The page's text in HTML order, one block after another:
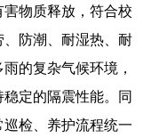
物质释放，符合校
防潮、耐湿热、耐
的复杂气候环境，
定的隔震性能。同
检、养护流程统一